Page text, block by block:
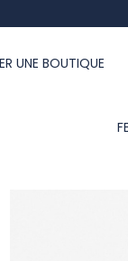
UNE BOUTIQUE